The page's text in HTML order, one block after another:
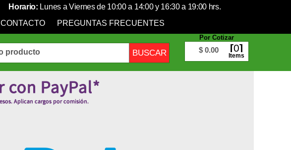
Horario: Lunes a Viernes de 10:00 a 14:00 y 16:30 a 19:00 hrs.
CONTACTO PREGUNTAS FRECUENTES
Por Cotizar
$ 0.00 0
Items